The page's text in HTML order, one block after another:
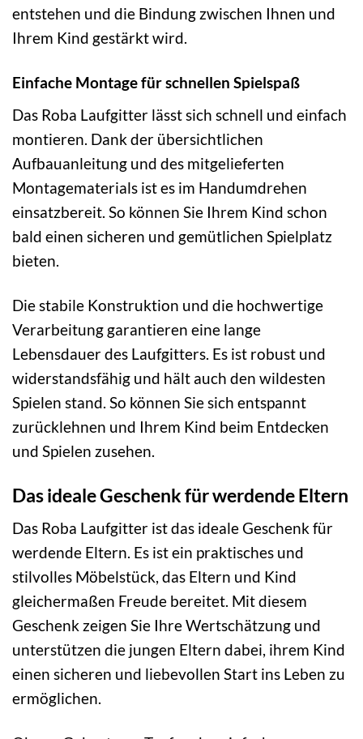
entstehen und die Bindung zwischen Ihnen und
Ihrem Kind gestärkt wird.
Einfache Montage für schnellen Spielspaß
Das Roba Laufgitter lässt sich schnell und einfach
montieren. Dank der übersichtlichen
Aufbauanleitung und des mitgelieferten
Montagematerials ist es im Handumdrehen
einsatzbereit. So können Sie Ihrem Kind schon
bald einen sicheren und gemütlichen Spielplatz
bieten.
Die stabile Konstruktion und die hochwertige
Verarbeitung garantieren eine lange
Lebensdauer des Laufgitters. Es ist robust und
widerstandsfähig und hält auch den wildesten
Spielen stand. So können Sie sich entspannt
zurücklehnen und Ihrem Kind beim Entdecken
und Spielen zusehen.
Das ideale Geschenk für werdende Eltern
Das Roba Laufgitter ist das ideale Geschenk für
werdende Eltern. Es ist ein praktisches und
stilvolles Möbelstück, das Eltern und Kind
gleichermaßen Freude bereitet. Mit diesem
Geschenk zeigen Sie Ihre Wertschätzung und
unterstützen die jungen Eltern dabei, ihrem Kind
einen sicheren und liebevollen Start ins Leben zu
ermöglichen.